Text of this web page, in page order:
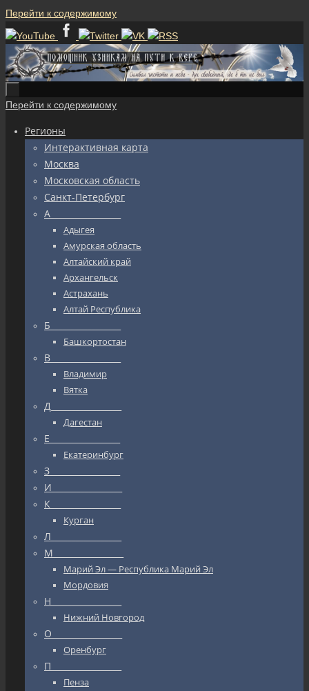
Перейти к содержимому
Перейти к содержимому
Регионы
Интерактивная карта
Москва
Московская область
Санкт-Петербург
А_________________
Адыгея
Амурская область
Алтайский край
Архангельск
Астрахань
Алтай Республика
Б_________________
Башкортостан
В_________________
Владимир
Вятка
Д_________________
Дагестан
Е_________________
Екатеринбург
З_________________
И_________________
К_________________
Курган
Л_________________
М_________________
Марий Эл — Республика Марий Эл
Мордовия
Н_________________
Нижний Новгород
О_________________
Оренбург
П_________________
Пенза